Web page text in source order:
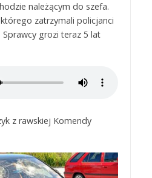
należącym do szefa.
zatrzymali policjanci
Sprawcy grozi teraz 5 lat
z rawskiej Komendy